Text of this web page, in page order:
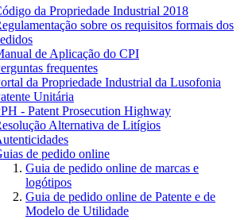
da Propriedade Industrial 2018
sobre os requisitos formais dos
de Aplicação do CPI
frequentes
da Propriedade Industrial da Lusofonia
Unitária
- Patent Prosecution Highway
Alternativa de Litígios
de pedido online
Guia de pedido online de marcas e
logótipos
Guia de pedido online de Patente e de
Modelo de Utilidade